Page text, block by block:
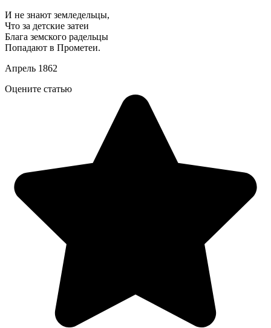
И не знают земледельцы,
Что за детские затеи
Блага земского радельцы
Попадают в Прометеи.
Апрель 1862
Оцените статью